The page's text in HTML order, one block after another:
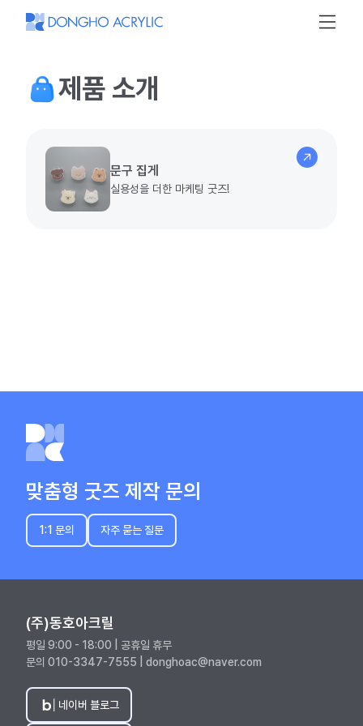
동
호
제품 소개
문구 집게
실용성을 더한 마케팅 굿즈!
맞춤형 굿즈 제작 문의
1:1 문의 자주 묻는 질문
(주)동호아크릴
평일 9:00 - 18:00 | 공휴일 휴무
문의 010-3347-7555 | donghoac@naver.com
네이버 블로그